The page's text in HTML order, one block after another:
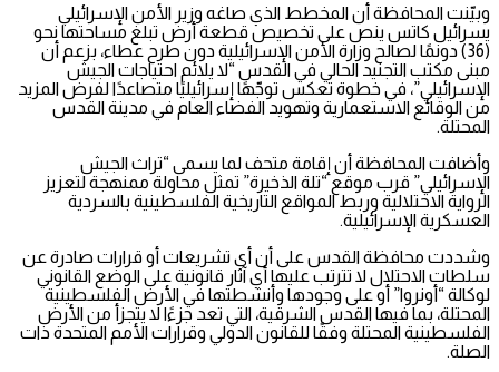
وبيّنت المحافظة أن المخطط الذي صاغه وزير الأمن الإسرائيلي
يسرائيل كاتس ينص على تخصيص قطعة أرض تبلغ مساحتها نحو
(36) دونمًا لصالح وزارة الأمن الإسرائيلية دون طرح عطاء، بزعم أن
مبنى مكتب التجنيد الحالي في القدس “لا يلائم احتياجات الجيش
الإسرائيلي”، في خطوة تعكس توجّهًا إسرائيليًا متصاعدًا لفرض المزيد
من الوقائع الاستعمارية وتهويد الفضاء العام في مدينة القدس
المحتلة.
وأضافت المحافظة أن إقامة متحف لما يسمى “تراث الجيش
الإسرائيلي” قرب موقع “تلة الذخيرة” تمثل محاولة ممنهجة لتعزيز
الرواية الاحتلالية وربط المواقع التاريخية الفلسطينية بالسردية
العسكرية الإسرائيلية.
وشددت محافظة القدس على أن أي تشريعات أو قرارات صادرة عن
سلطات الاحتلال لا تترتب عليها أي آثار قانونية على الوضع القانوني
لوكالة “أونروا” أو على وجودها وأنشطتها في الأرض الفلسطينية
المحتلة، بما فيها القدس الشرقية، التي تعد جزءًا لا يتجزأ من الأرض
الفلسطينية المحتلة وفقًا للقانون الدولي وقرارات الأمم المتحدة ذات
الصلة.